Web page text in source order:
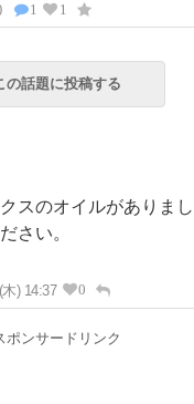
1 1
の話題に投稿する
スのオイルがありま
さい。
) 14:37 0
ポンサードリンク